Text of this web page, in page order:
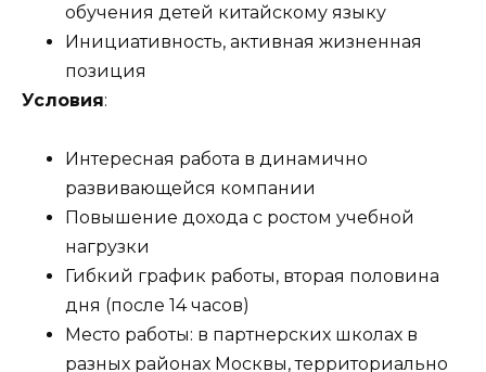
обучения детей китайскому языку
Инициативность, активная жизненная
позиция
Условия:
Интересная работа в динамично
развивающейся компании
Повышение дохода с ростом учебной
нагрузки
Гибкий график работы, вторая половина
дня (после 14 часов)
Место работы: в партнерских школах в
разных районах Москвы, территориально